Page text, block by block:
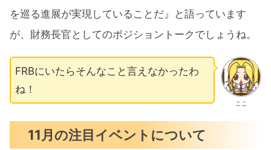
を巡る進展が実現していることだ』と語っています
が、財務長官としてのポジショントークでしょうね。
ここ
FRBにいたらそんなこと言えなかったわ
ね！
11月の注目イベントについて